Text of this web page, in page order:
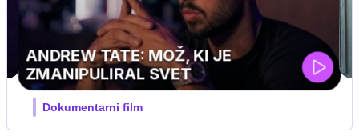
MOJ PRIJATELJ PINGVIN
Film meseca / družinski, pustolovski